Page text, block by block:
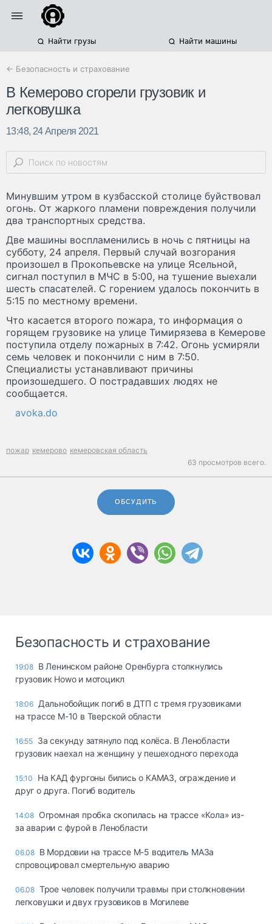
Найти грузы Найти машины
← Безопасность и страхование
В Кемерово сгорели грузовик и
легковушка
13:48, 24 Апреля 2021
Минувшим утром в кузбасской столице буйствовал
огонь. От жаркого пламени повреждения получили
два транспортных средства.
Две машины воспламенились в ночь с пятницы на
субботу, 24 апреля. Первый случай возгорания
произошел в Прокопьевске на улице Ясельной,
сигнал поступил в МЧС в 5:00, на тушение выехали
шесть спасателей. С горением удалось покончить в
5:15 по местному времени.
Что касается второго пожара, то информация о
горящем грузовике на улице Тимирязева в Кемерове
поступила отделу пожарных в 7:42. Огонь усмиряли
семь человек и покончили с ним в 7:50.
Специалисты устанавливают причины
произошедшего. О пострадавших людях не
сообщается.
avoka.do
пожар кемерово кемеровская область
63 просмотров всего.
ОБСУДИТЬ
Безопасность и страхование
19:08 В Ленинском районе Оренбурга столкнулись
грузовик Howo и мотоцикл
18:06 Дальнобойщик погиб в ДТП с тремя грузовиками
на трассе М-10 в Тверской области
16:55 За секунду затянуло под колёса. В Ленобласти
грузовик наехал на женщину у пешеходного перехода
15:10
На КАД фургоны бились о КАМАЗ, ограждение и
друг о друга. Погиб водитель
14:08 Огромная пробка скопилась на трассе «Кола» из-
за аварии с фурой в Ленобласти
06.08 В Мордовии на трассе М-5 водитель МАЗа
спровоцировал смертельную аварию
06.08 Трое человек получили травмы при столкновении
легковушки и двух грузовиков в Могилеве